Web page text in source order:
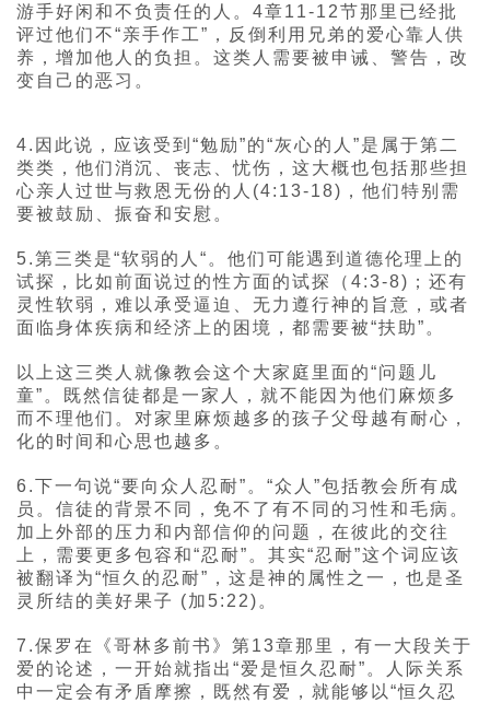
游手好闲和不负责任的人。4章11-12节那里已经批
评过他们不“亲手作工”，反倒利用兄弟的爱心靠人供
养，增加他人的负担。这类人需要被申诫、警告，改
变自己的恶习。
4.因此说，应该受到“勉励”的“灰心的人”是属于第二
类类，他们消沉、丧志、忧伤，这大概也包括那些担
心亲人过世与救恩无份的人(4:13-18)，他们特别需
要被鼓励、振奋和安慰。
5.第三类是“软弱的人“。他们可能遇到道德伦理上的
试探，比如前面说过的性方面的试探（4:3-8)；还有
灵性软弱，难以承受逼迫、无力遵行神的旨意，或者
面临身体疾病和经济上的困境，都需要被“扶助”。
以上这三类人就像教会这个大家庭里面的“问题儿
童”。既然信徒都是一家人，就不能因为他们麻烦多
而不理他们。对家里麻烦越多的孩子父母越有耐心，
化的时间和心思也越多。
6.下一句说“要向众人忍耐”。“众人”包括教会所有成
员。信徒的背景不同，免不了有不同的习性和毛病。
加上外部的压力和内部信仰的问题，在彼此的交往
上，需要更多包容和“忍耐”。其实“忍耐”这个词应该
被翻译为“恒久的忍耐”，这是神的属性之一，也是圣
灵所结的美好果子 (加5:22)。
7.保罗在《哥林多前书》第13章那里，有一大段关于
爱的论述，一开始就指出“爱是恒久忍耐”。人际关系
中一定会有矛盾摩擦，既然有爱，就能够以“恒久忍